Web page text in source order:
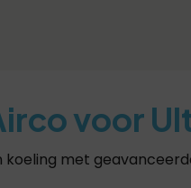
voor
met